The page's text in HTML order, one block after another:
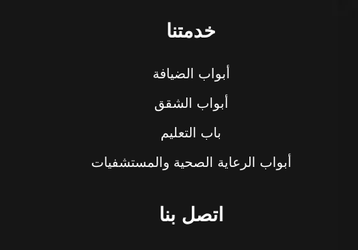
خدمتنا
أبواب الضيافة
أبواب الشقق
باب التعليم
أبواب الرعاية الصحية والمستشفيات
اتصل بنا